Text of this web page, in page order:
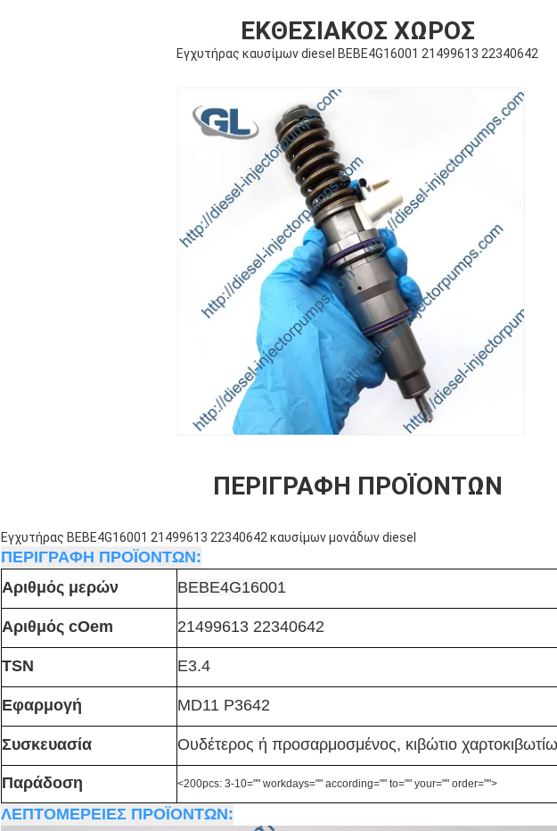
ΕΚΘΕΣΙΑΚΌΣ ΧΏΡΟΣ
Εγχυτήρας καυσίμων diesel BEBE4G16001 21499613 22340642
ΠΕΡΙΓΡΑΦΉ ΠΡΟΪΌΝΤΩΝ
Εγχυτήρας BEBE4G16001 21499613 22340642 καυσίμων μονάδων diesel
ΠΕΡΙΓΡΑΦΗ ΠΡΟΪΟΝΤΩΝ:
Αριθμός μερών
BEBE4G16001
Αριθμός cOem 21499613 22340642
TSN E3.4
Εφαρμογή MD11 P3642
Συσκευασία Ουδέτερος ή προσαρμοσμένος, κιβώτιο
Παράδοση <200pcs: 3-10="" workdays="" according="" to="" your="" order="">
ΛΕΠΤΟΜΕΡΕΙΕΣ ΠΡΟΪΟΝΤΩΝ: